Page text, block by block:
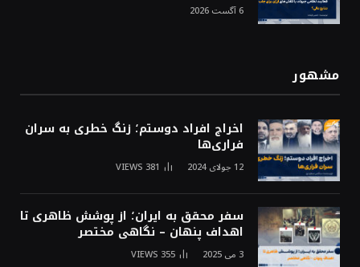
6 آگست 2026
مشهور
اخراج افراد دوستم؛ زنگ خطری به سران
فراری‌ها
12 جولای 2024 381
VIEWS
سفر محقق به ایران؛ از پوشش ظاهری تا
اهداف پنهان – نگاهی مختصر
3 می 2025 355
VIEWS